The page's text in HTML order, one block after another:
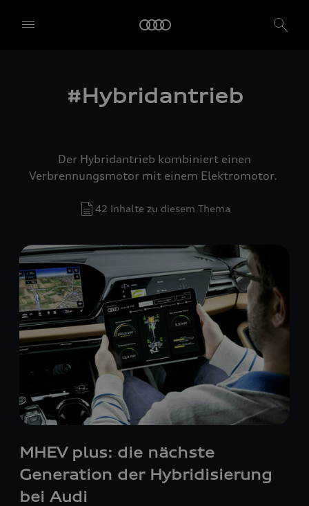
#Hybridantrieb
Der Hybridantrieb kombiniert einen
Verbrennungsmotor mit einem Elektromotor.
42 Inhalte zu diesem Thema
MHEV plus: die nächste
Generation der Hybridisierung
bei Audi